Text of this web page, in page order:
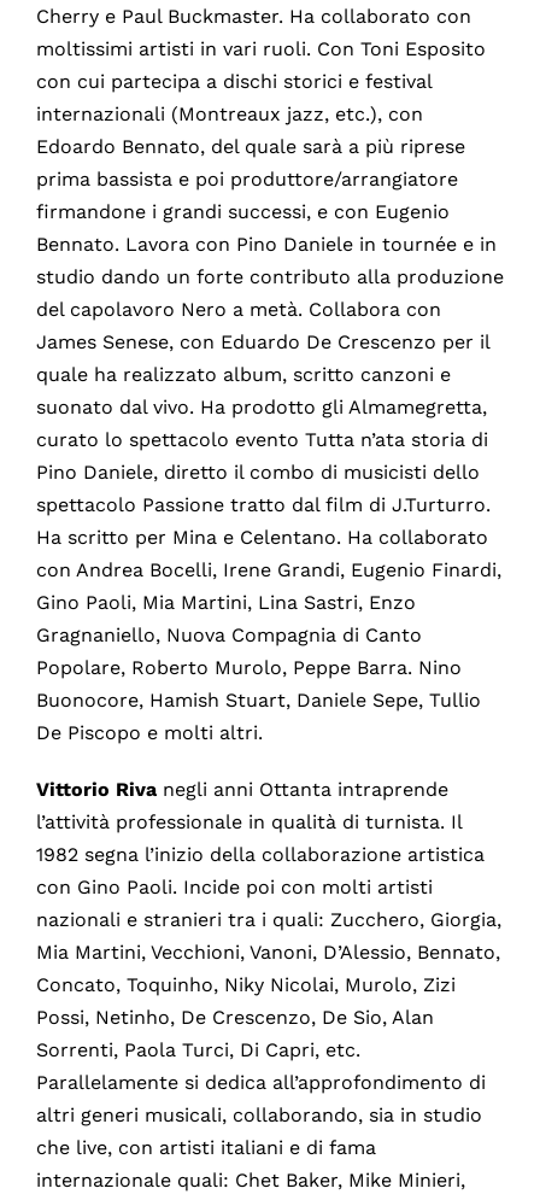
Cherry e Paul Buckmaster. Ha collaborato con
moltissimi artisti in vari ruoli. Con Toni Esposito
con cui partecipa a dischi storici e festival
internazionali (Montreaux jazz, etc.), con
Edoardo Bennato, del quale sarà a più riprese
prima bassista e poi produttore/arrangiatore
firmandone i grandi successi, e con Eugenio
Bennato. Lavora con Pino Daniele in tournée e in
studio dando un forte contributo alla produzione
del capolavoro Nero a metà. Collabora con
James Senese, con Eduardo De Crescenzo per il
quale ha realizzato album, scritto canzoni e
suonato dal vivo. Ha prodotto gli Almamegretta,
curato lo spettacolo evento Tutta n’ata storia di
Pino Daniele, diretto il combo di musicisti dello
spettacolo Passione tratto dal film di J.Turturro.
Ha scritto per Mina e Celentano. Ha collaborato
con Andrea Bocelli, Irene Grandi, Eugenio Finardi,
Gino Paoli, Mia Martini, Lina Sastri, Enzo
Gragnaniello, Nuova Compagnia di Canto
Popolare, Roberto Murolo, Peppe Barra. Nino
Buonocore, Hamish Stuart, Daniele Sepe, Tullio
De Piscopo e molti altri.
Vittorio Rivanegli anni Ottanta intraprende
l’attività professionale in qualità di turnista. Il
1982 segna l’inizio della collaborazione artistica
con Gino Paoli. Incide poi con molti artisti
nazionali e stranieri tra i quali: Zucchero, Giorgia,
Mia Martini, Vecchioni, Vanoni, D’Alessio, Bennato,
Concato, Toquinho, Niky Nicolai, Murolo, Zizi
Possi, Netinho, De Crescenzo, De Sio, Alan
Sorrenti, Paola Turci, Di Capri, etc.
Parallelamente si dedica all’approfondimento di
altri generi musicali, collaborando, sia in studio
che live, con artisti italiani e di fama
internazionale quali: Chet Baker, Mike Minieri,